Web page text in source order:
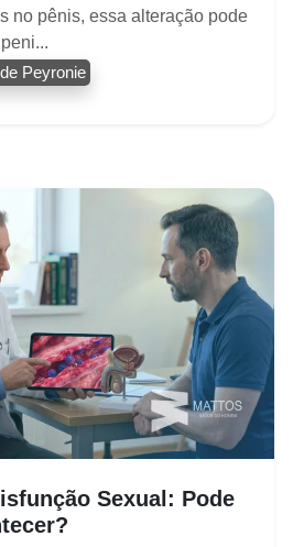
no pênis, essa alteração pode
Peyronie
Sexual: Pode